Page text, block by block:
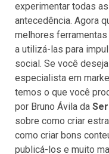
experimentar todas
antecedência. Agora
melhores
a utilizá-las para
social. Se você
especialista em
temos o que você
por Bruno Ávila da
sobre como criar
como criar bons
publicá-los e muito